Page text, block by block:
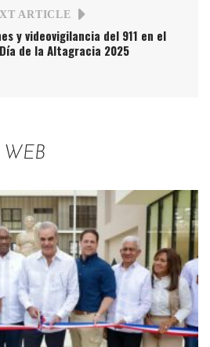
ARTICLE
y videovigilancia del 911 en el
de la Altagracia 2025
WEB